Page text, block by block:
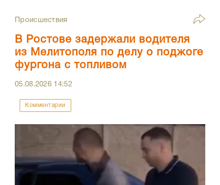
Происшествия
В Ростове задержали водителя
из Мелитополя по делу о поджоге
фургона с топливом
05.08.2026 14:52
Комментарии